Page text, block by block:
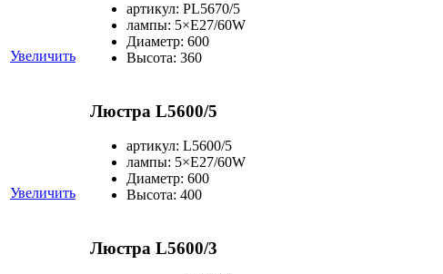
Увеличить
артикул: PL5670/5
лампы: 5×Е27/60W
Диаметр: 600
Высота: 360
Увеличить
Люстра L5600/5
артикул: L5600/5
лампы: 5×Е27/60W
Диаметр: 600
Высота: 400
Люстра L5600/3